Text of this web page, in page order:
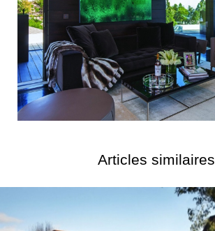
Articles similaires